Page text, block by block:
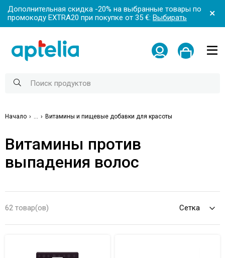
Дополнительная скидка -20% на выбранные товары по
промокоду EXTRA20 при покупке от 35 €: Выбирать
Начало Витамины и пищевые добавки для красоты
Витамины против
выпадения волос
62 товар(ов)